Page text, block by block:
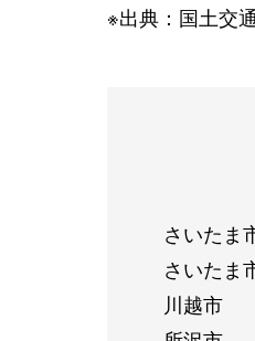
※出典：国土交
さいたま
さいたま
川越市